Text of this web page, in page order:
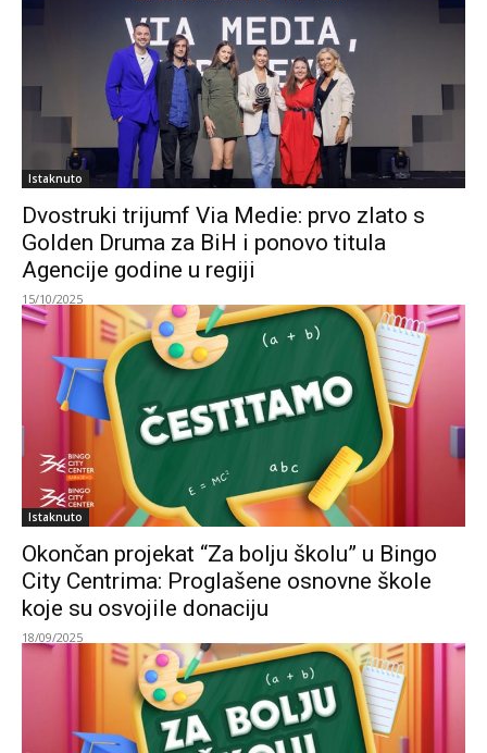
Istaknuto
Dvostruki trijumf Via Medie: prvo zlato s
Golden Druma za BiH i ponovo titula
Agencije godine u regiji
15/10/2025
Istaknuto
Okončan projekat “Za bolju školu” u Bingo
City Centrima: Proglašene osnovne škole
koje su osvojile donaciju
18/09/2025